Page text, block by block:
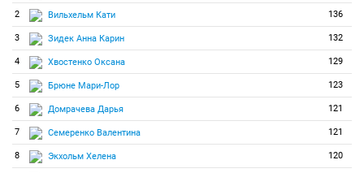
2 Вильхельм Кати 136
3 Зидек Анна Карин 132
4 Хвостенко Оксана 129
5 Брюне Мари-Лор 123
6 Домрачева Дарья 121
7 Семеренко Валентина 121
8 Экхольм Хелена 120